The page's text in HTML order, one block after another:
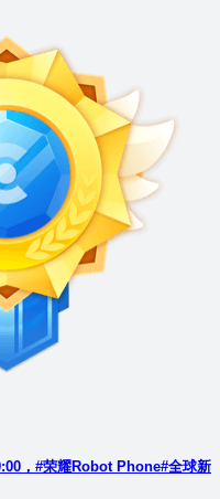
，#荣耀Robot Phone#全球新